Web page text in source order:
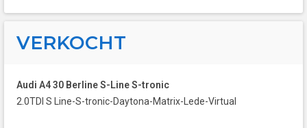
VERKOCHT
Audi A4 30 Berline S-Line S-tronic
2.0TDI S Line-S-tronic-Daytona-Matrix-Lede-Virtual